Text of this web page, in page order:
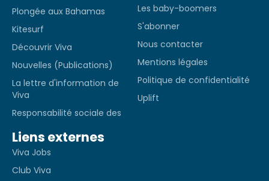
Plongée aux Bahamas
Kitesurf
Découvrir Viva
Nouvelles (Publications)
La lettre d'information de
Viva
Responsabilité sociale des
Les baby-boomers
S'abonner
Nous contacter
Mentions légales
Politique de confidentialité
Uplift
Liens externes
Viva Jobs
Club Viva